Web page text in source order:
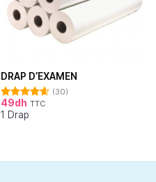
DRAP D’EXAMEN
Note4.62
sur 5
(30)
49dh TTC
1 Drap